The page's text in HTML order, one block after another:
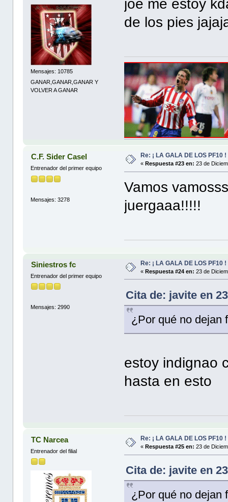
Mensajes: 10785
GANAR,GANAR,GANAR Y
VOLVER A GANAR
joe me estoy
de los pies
C.F. Sider Casel
Entrenador del primer equipo
Mensajes: 3278
Re: ¡ LA GALA DE LOS PF10 !
« Respuesta #23 en: 23 de
Vamos
juergaaa!!!!!
Siniestros fc
Entrenador del primer equipo
Mensajes: 2990
Re: ¡ LA GALA DE LOS PF10 !
«Respuesta #24 en: 23 de
Cita de: javite en
¿Por qué no dejan
estoy indignao
hasta en esto
TC Narcea
Entrenador del filial
Re: ¡ LA GALA DE LOS PF10 !
«Respuesta #25 en: 23 de
Cita de: javite en
¿Por qué no dejan